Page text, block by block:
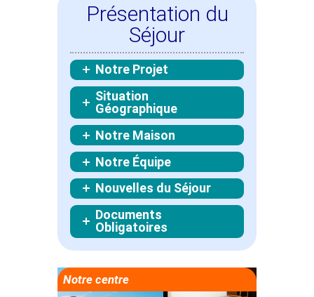
Présentation du
Séjour
Notre Projet
Situation
Géographique
Notre Maison
Notre Équipe
Nouvelles du Séjour
Documents
Obligatoires
Notre centre